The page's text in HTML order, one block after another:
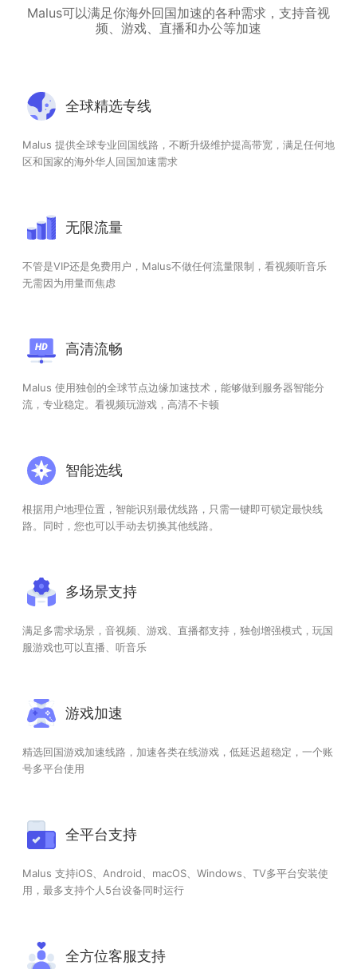
Malus可以满足你海外回国加速的各种需求，支持音视
频、游戏、直播和办公等加速
全球精选专线
Malus 提供全球专业回国线路，不断升级维护提高带宽，满足任何地
区和国家的海外华人回国加速需求
无限流量
不管是VIP还是免费用户，Malus不做任何流量限制，看视频听音乐
无需因为用量而焦虑
高清流畅
Malus 使用独创的全球节点边缘加速技术，能够做到服务器智能分
流，专业稳定。看视频玩游戏，高清不卡顿
智能选线
根据用户地理位置，智能识别最优线路，只需一键即可锁定最快线
路。同时，您也可以手动去切换其他线路。
多场景支持
满足多需求场景，音视频、游戏、直播都支持，独创增强模式，玩国
服游戏也可以直播、听音乐
游戏加速
精选回国游戏加速线路，加速各类在线游戏，低延迟超稳定，一个账
号多平台使用
全平台支持
Malus 支持iOS、Android、macOS、Windows、TV多平台安装使
用，最多支持个人5台设备同时运行
全方位客服支持